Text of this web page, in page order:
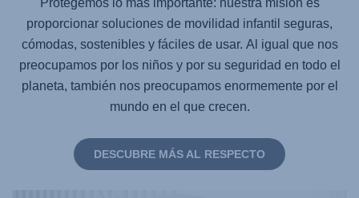
Protegemos lo más importante: nuestra misión es
proporcionar soluciones de movilidad infantil seguras,
cómodas, sostenibles y fáciles de usar. Al igual que nos
preocupamos por los niños y por su seguridad en todo el
planeta, también nos preocupamos enormemente por el
mundo en el que crecen.
DESCUBRE MÁS AL RESPECTO